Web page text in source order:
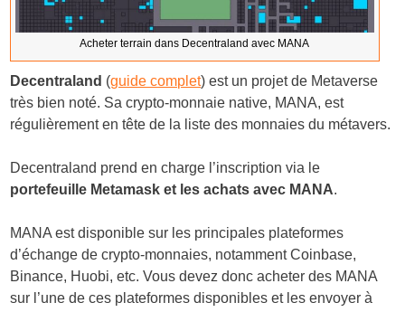
Acheter terrain dans Decentraland avec MANA
Decentraland (guide complet) est un projet de Metaverse
très bien noté. Sa crypto-monnaie native, MANA, est
régulièrement en tête de la liste des monnaies du métavers.
Decentraland prend en charge l’inscription via le
portefeuille Metamask et les achats avec MANA.
MANA est disponible sur les principales plateformes
d’échange de crypto-monnaies, notamment Coinbase,
Binance, Huobi, etc. Vous devez donc acheter des MANA
sur l’une de ces plateformes disponibles et les envoyer à